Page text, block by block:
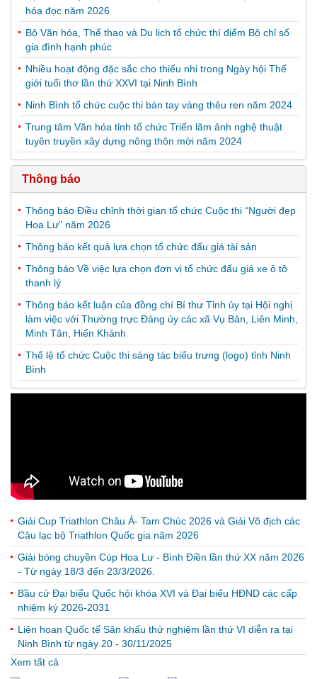
hóa đọc năm 2026
Bộ Văn hóa, Thể thao và Du lịch tổ chức thí điểm Bộ chỉ số
gia đình hạnh phúc
Nhiều hoạt động đặc sắc cho thiếu nhi trong Ngày hội Thế
giới tuổi thơ lần thứ XXVI tại Ninh Bình
Ninh Bình tổ chức cuộc thi bàn tay vàng thêu ren năm 2024
Trung tâm Văn hóa tỉnh tổ chức Triển lãm ảnh nghệ thuật
tuyên truyền xây dựng nông thôn mới năm 2024
Thông báo
Thông báo Điều chỉnh thời gian tổ chức Cuộc thi “Người đẹp
Hoa Lư” năm 2026
Thông báo kết quả lựa chọn tổ chức đấu giá tài sản
Thông báo Về việc lựa chọn đơn vị tổ chức đấu giá xe ô tô
thanh lý
Thông báo kết luận của đồng chí Bí thư Tỉnh ủy tại Hội nghị
làm việc với Thường trực Đảng ủy các xã Vụ Bản, Liên Minh,
Minh Tân, Hiển Khánh
Thể lệ tổ chức Cuộc thi sáng tác biểu trưng (logo) tỉnh Ninh
Bình
Giải Cup Triathlon Châu Á- Tam Chúc 2026 và Giải Vô địch các
Câu lạc bộ Triathlon Quốc gia năm 2026
Giải bóng chuyền Cúp Hoa Lư - Bình Điền lần thứ XX năm 2026
- Từ ngày 18/3 đến 23/3/2026.
Bầu cử Đại biểu Quốc hội khóa XVI và Đại biểu HĐND các cấp
nhiệm kỳ 2026-2031
Liên hoan Quốc tế Sân khấu thử nghiệm lần thứ VI diễn ra tại
Ninh Bình từ ngày 20 - 30/11/2025
Xem tất cả